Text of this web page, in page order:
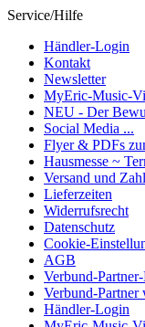
Service/Hilfe
Händler-Login
Kontakt
Newsletter
MyEric-Music-
NEU - Der
Social Media ...
Flyer & PDFs
Hausmesse ~
Versand und
Lieferzeiten
Widerrufsrecht
Datenschutz
Cookie-
AGB
Verbund-
Verbund-Partner
Händler-Login